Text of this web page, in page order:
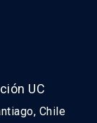
UC
Chile